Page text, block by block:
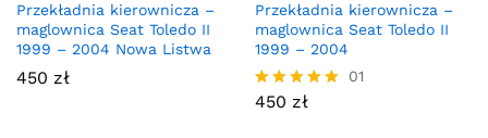
Przekładnia kierownicza –
maglownica Seat Toledo II
1999 – 2004 Nowa Listwa
450 zł
Przekładnia kierownicza –
maglownica Seat Toledo II
1999 – 2004
Oceniono
01
450 zł